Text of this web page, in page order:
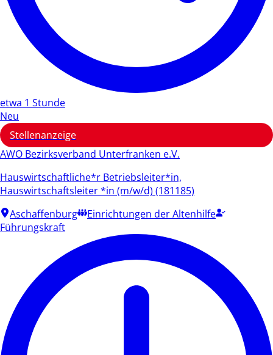
etwa 1 Stunde
Neu
Stellenanzeige
AWO Bezirksverband Unterfranken e.V.
Hauswirtschaftliche*r Betriebsleiter*in,
Hauswirtschaftsleiter *in (m/w/d) (181185)
Aschaffenburg
Einrichtungen der Altenhilfe
Führungskraft